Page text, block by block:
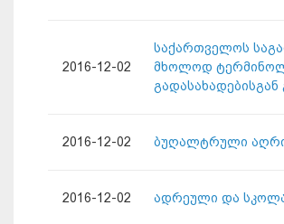
2016-12-02
საქართველოს
მხოლოდ
2016-12-02 ბუღალტრული
2016-12-02 ადრეული და